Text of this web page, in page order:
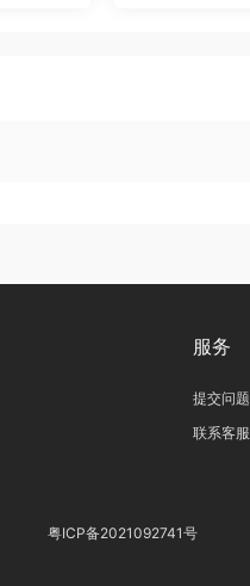
服务
提交问题
联系客服
粤ICP备2021092741号